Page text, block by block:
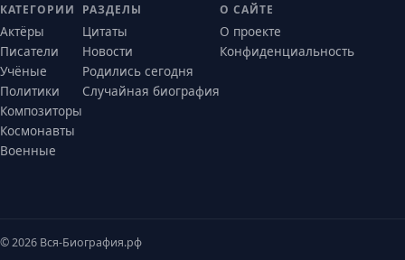
КАТЕГОРИИ
Актёры
Писатели
Учёные
Политики
Композиторы
Космонавты
Военные
РАЗДЕЛЫ
Цитаты
Новости
Родились сегодня
Случайная биография
О САЙТЕ
О проекте
Конфиденциальность
© 2026 Вся-Биография.рф